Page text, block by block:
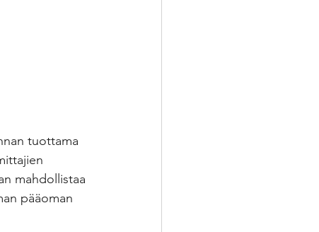
tuottama
mahdollistaa
pääoman